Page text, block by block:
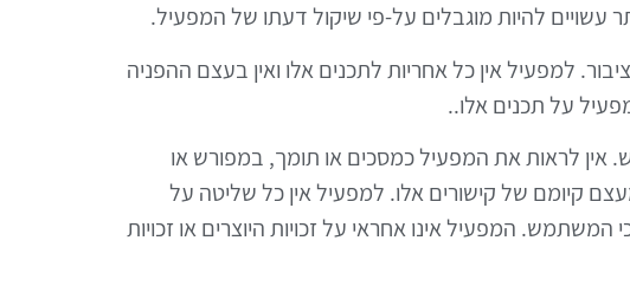
להיות מוגבלים על-פי שיקול דעתו של המפעיל.
למפעיל אין כל אחריות לתכנים אלו ואין בעצם ההפניה
על תכנים אלו..
אין לראות את המפעיל כמסכים או תומך, במפורש או
קיומם של קישורים אלו. למפעיל אין כל שליטה על
המפעיל אינו אחראי על זכויות היוצרים או זכויות